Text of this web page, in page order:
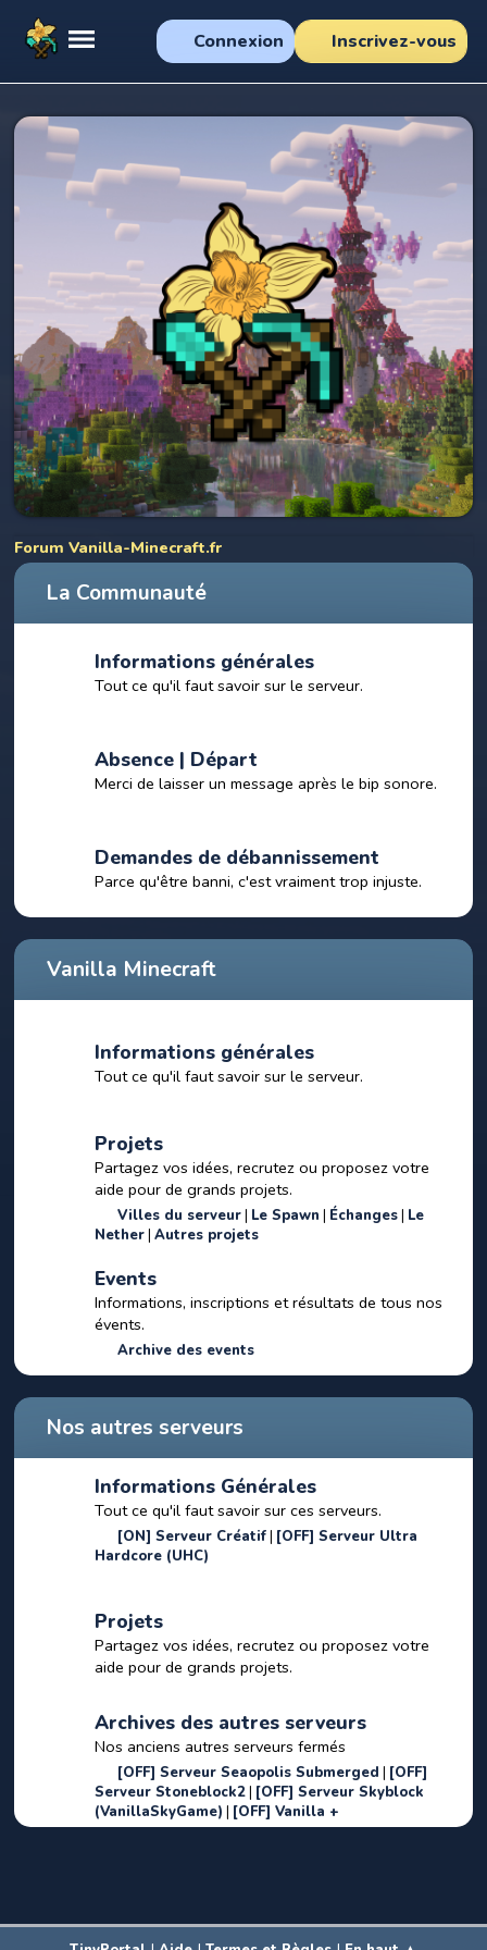
Connexion Inscrivez-vous
Forum Vanilla-Minecraft.fr
La Communauté
Informations générales
Tout ce qu'il faut savoir sur le serveur.
Absence | Départ
Merci de laisser un message après le bip sonore.
Demandes de débannissement
Parce qu'être banni, c'est vraiment trop injuste.
Vanilla Minecraft
Informations générales
Tout ce qu'il faut savoir sur le serveur.
Projets
Partagez vos idées, recrutez ou proposez votre
aide pour de grands projets.
Villes du serveur Le Spawn Échanges Le
Nether Autres projets
Events
Informations, inscriptions et résultats de tous nos
évents.
Archive des events
Nos autres serveurs
Informations Générales
Tout ce qu'il faut savoir sur ces serveurs.
[ON] Serveur Créatif [OFF] Serveur Ultra
Hardcore (UHC)
Projets
Partagez vos idées, recrutez ou proposez votre
aide pour de grands projets.
Archives des autres serveurs
Nos anciens autres serveurs fermés
[OFF] Serveur Seaopolis Submerged
[OFF]
Serveur Stoneblock2 [OFF] Serveur Skyblock
(VanillaSkyGame)
[OFF] Vanilla +